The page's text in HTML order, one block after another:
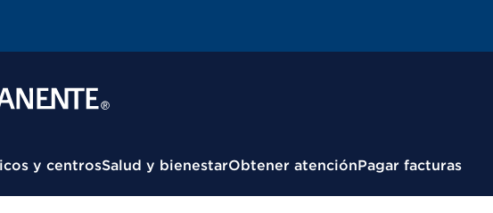
y centrosSalud y bienestarObtener atenciónPagar facturas